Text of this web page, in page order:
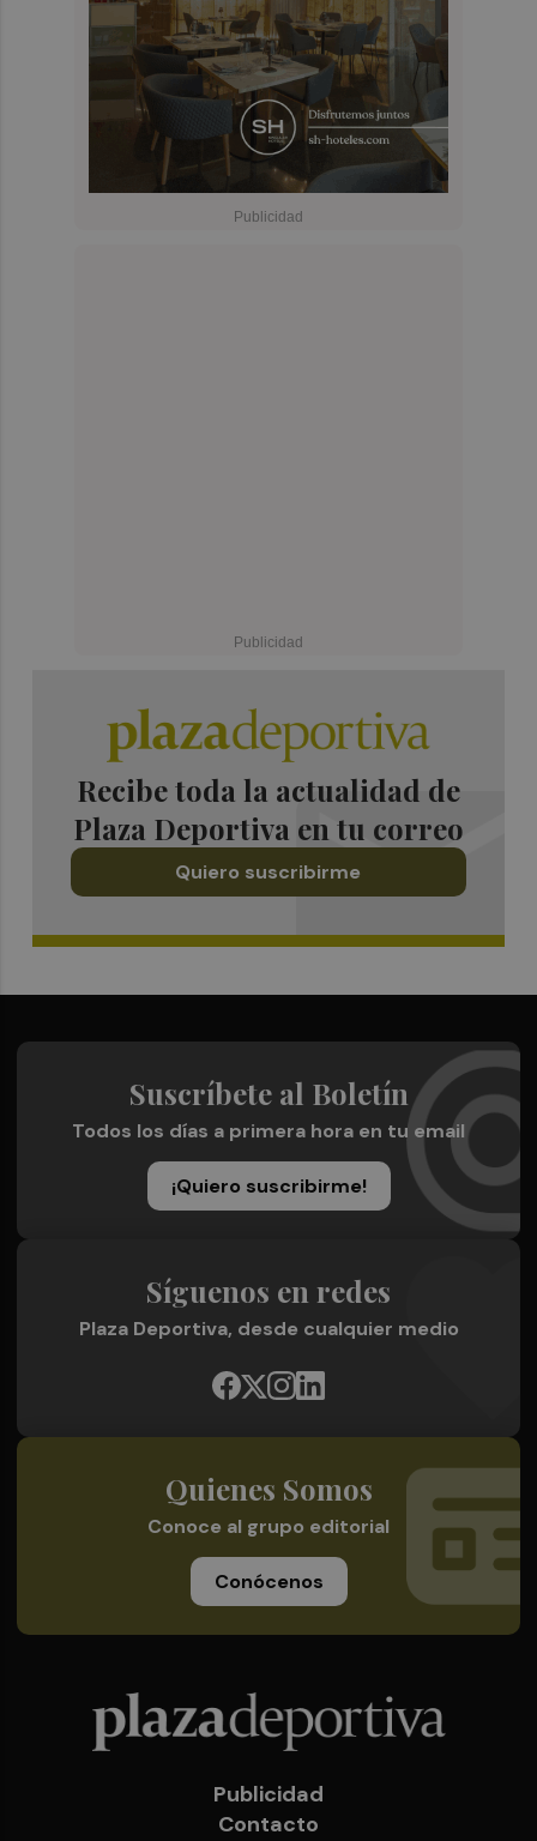
Recibe toda la actualidad de
Plaza Deportiva en tu correo
Quiero suscribirme
Suscríbete al Boletín
Todos los días a primera hora en tu email
¡Quiero suscribirme!
Síguenos en redes
Plaza Deportiva, desde cualquier medio
Quienes Somos
Conoce al grupo editorial
Conócenos
Publicidad
Contacto